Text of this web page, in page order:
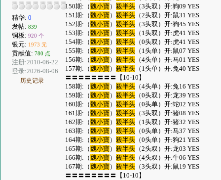
精华: 0
发帖: 839
铜板: 920 个
银元: 1973 元
贡献值: 780 点
注册:2010-06-22
登录:2026-08-06
历史记录
150期:（魏小寶）殺半头 （3头双）开:狗09 YES
151期:（魏小寶）殺半头 （2头双）开:鼠31 YES
152期:（魏小寶）殺半头 （3头双）开:狗45 YES
153期:（魏小寶）殺半头 （1头双）开:虎41 YES
154期:（魏小寶）殺半头 （0头双）开:虎41 YES
155期:（魏小寶）殺半头 （1头单）开:鼠07 YES
156期:（魏小寶）殺半头 （4头单）开:马01 YES
157期:（魏小寶）殺半头 （1头单）开:兔40 YES
〓〓〓〓〓〓〓〓【10-10】
158期:（魏小寶）殺半头 （4头单）开:兔16 YES
159期:（魏小寶）殺半头 （0头双）开:龙39 YES
160期:（魏小寶）殺半头 （0头单）开:蛇02 YES
161期:（魏小寶）殺半头 （3头双）开:猪08 YES
162期:（魏小寶）殺半头 （1头双）开:猪32 YES
163期:（魏小寶）殺半头 （0头单）开:马37 YES
164期:（魏小寶）殺半头 （0头单）开:狗21 YES
165期:（魏小寶）殺半头 （2头双）开:龙03 YES
166期:（魏小寶）殺半头 （4头双）开:牛06 YES
167期:（魏小寶）殺半头 （3头双）开:鼠19 YES
〓〓〓〓〓〓〓〓【10-10】